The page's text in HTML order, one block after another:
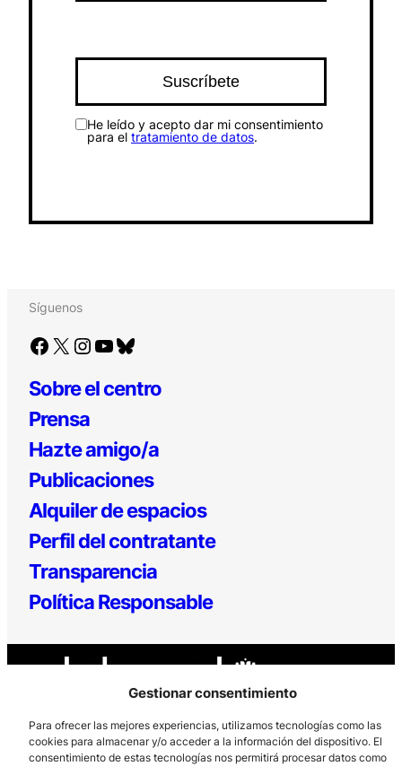
Gestionar consentimiento
Para ofrecer las mejores experiencias, utilizamos tecnologías como las
cookies para almacenar y/o acceder a la información del dispositivo. El
consentimiento de estas tecnologías nos permitirá procesar datos como
He leído y acepto dar mi consentimiento
para el tratamiento de datos.
Síguenos
Facebook X Instagram YouTube Bluesky
Sobre el centro
Prensa
Hazte amigo/a
Publicaciones
Alquiler de espacios
Perfil del contratante
Transparencia
Política Responsable
Los Prados, 121 – 33203 Gijón